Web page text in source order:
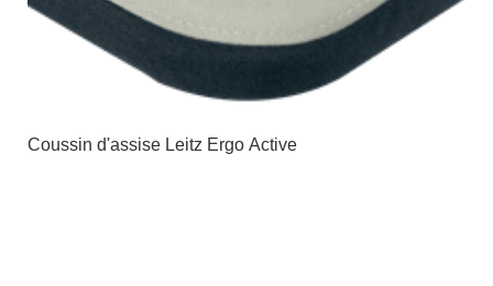
Coussin d'assise Leitz Ergo Active